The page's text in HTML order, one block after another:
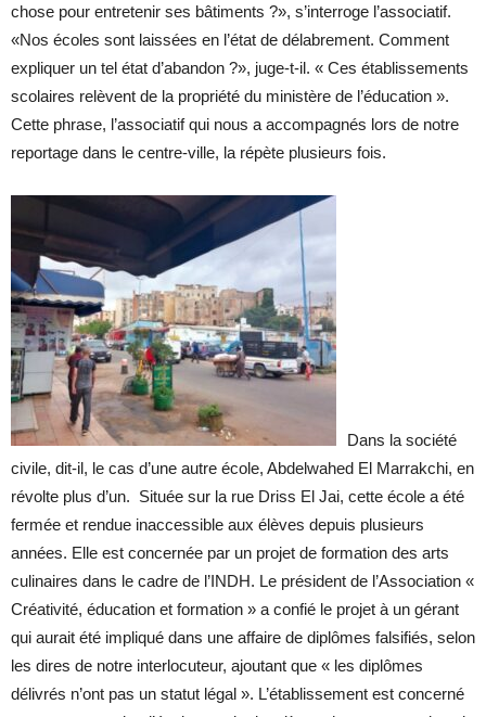
chose pour entretenir ses bâtiments ?», s’interroge l’associatif.
«Nos écoles sont laissées en l’état de délabrement. Comment
expliquer un tel état d’abandon ?», juge-t-il. « Ces établissements
scolaires relèvent de la propriété du ministère de l’éducation ».
Cette phrase, l’associatif qui nous a accompagnés lors de notre
reportage dans le centre-ville, la répète plusieurs fois.
Dans la société
civile, dit-il, le cas d’une autre école, Abdelwahed El Marrakchi, en
révolte plus d’un. Située sur la rue Driss El Jai, cette école a été
fermée et rendue inaccessible aux élèves depuis plusieurs
années. Elle est concernée par un projet de formation des arts
culinaires dans le cadre de l’INDH. Le président de l’Association «
Créativité, éducation et formation » a confié le projet à un gérant
qui aurait été impliqué dans une affaire de diplômes falsifiés, selon
les dires de notre interlocuteur, ajoutant que « les diplômes
délivrés n’ont pas un statut légal ». L’établissement est concerné